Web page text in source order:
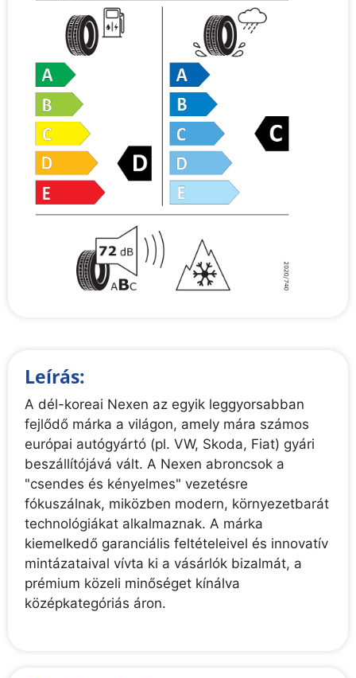
Leírás:
A dél-koreai Nexen az egyik leggyorsabban
fejlődő márka a világon, amely mára számos
európai autógyártó (pl. VW, Skoda, Fiat) gyári
beszállítójává vált. A Nexen abroncsok a
"csendes és kényelmes" vezetésre
fókuszálnak, miközben modern, környezetbarát
technológiákat alkalmaznak. A márka
kiemelkedő garanciális feltételeivel és innovatív
mintázataival vívta ki a vásárlók bizalmát, a
prémium közeli minőséget kínálva
középkategóriás áron.